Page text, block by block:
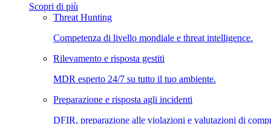
Scopri di più
Threat Hunting
Competenza di livello mondiale e threat intelligence.
Rilevamento e risposta gestiti
MDR esperto 24/7 su tutto il tuo ambiente.
Preparazione e risposta agli incidenti
DFIR, preparazione alle violazioni e valutazioni di